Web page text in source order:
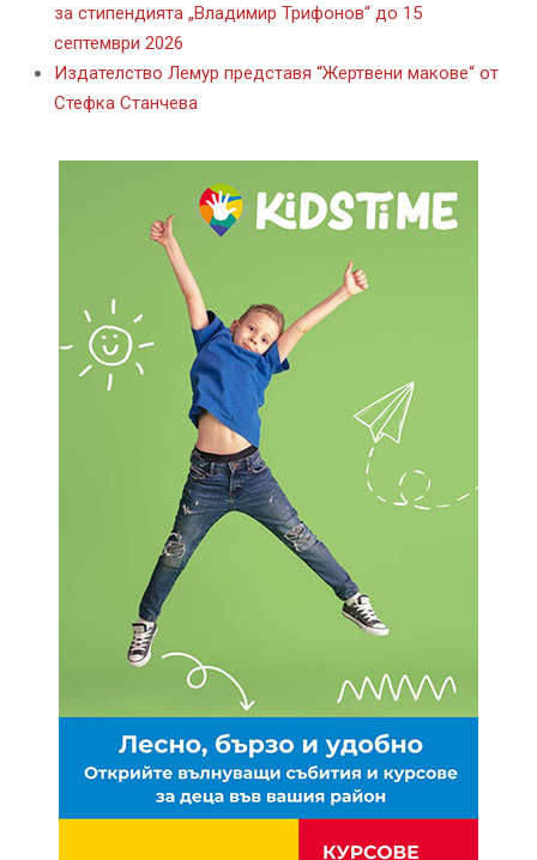
за стипендията „Владимир Трифонов“ до 15
септември 2026
Издателство Лемур представя “Жертвени макове“ от
Стефка Станчева